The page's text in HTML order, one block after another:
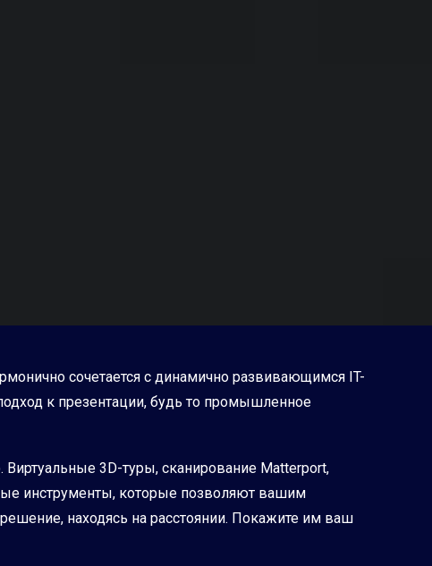
сочетается с динамично развивающимся IT-
к презентации, будь то промышленное
Виртуальные 3D-туры, сканирование Matterport,
инструменты, которые позволяют вашим
находясь на расстоянии. Покажите им ваш